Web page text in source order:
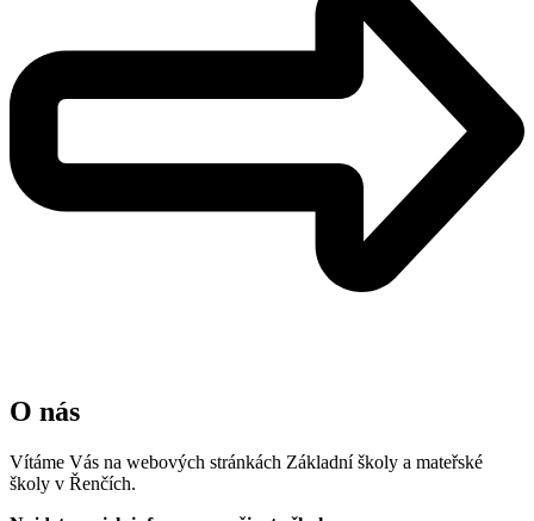
O nás
Vítáme Vás na webových stránkách Základní školy a mateřské
školy v Řenčích.